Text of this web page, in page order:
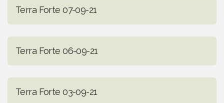
Terra Forte 07-09-21
Terra Forte 06-09-21
Terra Forte 03-09-21